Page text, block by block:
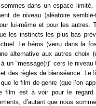
dans un espace
de niveau (aléatoire
lui-même et pour les autres.
les instincts les plus bas
Le héros (venu dans la
alternative aux autres choix
un "message(r)" cers le niveau
des règles de bienséance. Le
le film de genre (que l’on
film est à voir pour le regard
d’autant que nous